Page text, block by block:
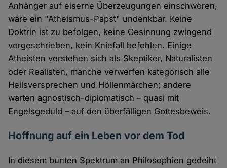
Anhänger auf eiserne Überzeugungen einschwören,
wäre ein "Atheismus-Papst" undenkbar. Keine
Doktrin ist zu befolgen, keine Gesinnung zwingend
vorgeschrieben, kein Kniefall befohlen. Einige
Atheisten verstehen sich als Skeptiker, Naturalisten
oder Realisten, manche verwerfen kategorisch alle
Heilsversprechen und Höllenmärchen; andere
warten agnostisch-diplomatisch – quasi mit
Engelsgeduld – auf den überfälligen Gottesbeweis.
Hoffnung auf ein Leben vor dem Tod
In diesem bunten Spektrum an Philosophien gedeiht